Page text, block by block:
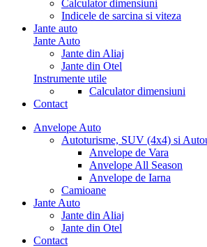
Calculator dimensiuni
Indicele de sarcina si viteza
Jante auto
Jante Auto
Jante din Aliaj
Jante din Otel
Instrumente utile
Calculator dimensiuni
Contact
Anvelope Auto
Autoturisme, SUV (4x4) si
Anvelope de Vara
Anvelope All Season
Anvelope de Iarna
Camioane
Jante Auto
Jante din Aliaj
Jante din Otel
Contact